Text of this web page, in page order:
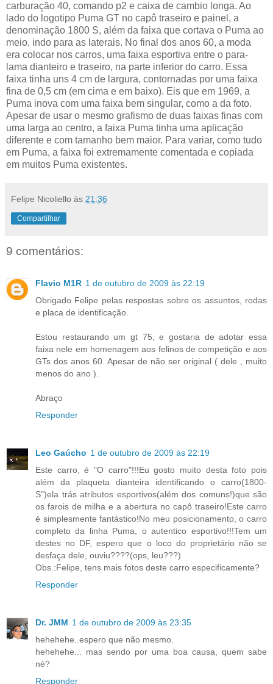
carburação 40, comando p2 e caixa de cambio longa. Ao
lado do logotipo Puma GT no capô traseiro e painel, a
denominação 1800 S, além da faixa que cortava o Puma ao
meio, indo para as laterais. No final dos anos 60, a moda
era colocar nos carros, uma faixa esportiva entre o para-
lama dianteiro e traseiro, na parte inferior do carro. Essa
faixa tinha uns 4 cm de largura, contornadas por uma faixa
fina de 0,5 cm (em cima e em baixo). Eis que em 1969, a
Puma inova com uma faixa bem singular, como a da foto.
Apesar de usar o mesmo grafismo de duas faixas finas com
uma larga ao centro, a faixa Puma tinha uma aplicação
diferente e com tamanho bem maior. Para variar, como tudo
em Puma, a faixa foi extremamente comentada e copiada
em muitos Puma existentes.
Felipe Nicoliello às 21:36
Compartilhar
9 comentários:
Flavio M1R 1 de outubro de 2009 às 22:19
Obrigado Felipe pelas respostas sobre os assuntos, rodas
e placa de identificação.
Estou restaurando um gt 75, e gostaria de adotar essa
faixa nele em homenagem aos felinos de competição e aos
GTs dos anos 60. Apesar de não ser original ( dele , muito
menos do ano ).
Abraço
Responder
Leo Gaúcho 1 de outubro de 2009 às 22:19
Este carro, é "O carro"!!!Eu gosto muito desta foto pois
além da plaqueta dianteira identificando o carro(1800-
S")ela trás atributos esportivos(além dos comuns!)que são
os farois de milha e a abertura no capô traseiro!Este carro
é simplesmente fantástico!No meu posicionamento, o carro
completo da linha Puma, o autentico esportivo!!!Tem um
destes no DF, espero que o loco do proprietário não se
desfaça dele, ouviu????(ops, leu???)
Obs.:Felipe, tens mais fotos deste carro especificamente?
Responder
Dr. JMM 1 de outubro de 2009 às 23:35
hehehehe..espero que não mesmo.
hehehehe... mas sendo por uma boa causa, quem sabe
né?
Responder